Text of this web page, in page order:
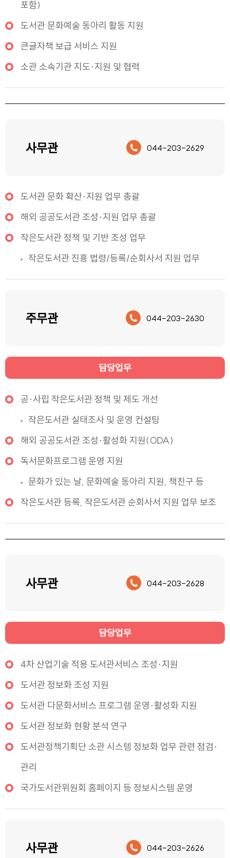
포함)
도서관 문화예술 동아리 활동 지원
큰글자책 보급 서비스 지원
소관 소속기관 지도·지원 및 협력
사무관 044-203-2629
도서관 문화 확산·지원 업무 총괄
해외 공공도서관 조성·지원 업무 총괄
작은도서관 정책 및 기반 조성 업무
작은도서관 진흥 법령/등록/순회사서 지원 업무
주무관 044-203-2630
담당업무
공·사립 작은도서관 정책 및 제도 개선
작은도서관 실태조사 및 운영 컨설팅
해외 공공도서관 조성·활성화 지원(ODA)
독서문화프로그램 운영 지원
문화가 있는 날, 문화예술 동아리 지원, 책친구 등
작은도서관 등록, 작은도서관 순회사서 지원 업무 보조
사무관 044-203-2628
담당업무
4차 산업기술 적용 도서관서비스 조성·지원
도서관 정보화 조성 지원
도서관 다문화서비스 프로그램 운영·활성화 지원
도서관 정보화 현황 분석 연구
도서관정책기획단 소관 시스템 정보화 업무 관련 점검·
관리
국가도서관위원회 홈페이지 등 정보시스템 운영
사무관 044-203-2626